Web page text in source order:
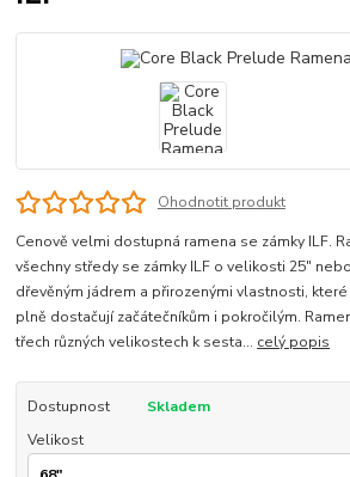
Ohodnotit produkt
Cenově velmi dostupná ramena se zámky ILF.
všechny středy se zámky ILF o velikosti 25"
dřevěným jádrem a přirozenými vlastnosti,
plně dostačují začátečníkům i pokročilým.
třech různých velikostech k sesta... celý popis
Dostupnost
Skladem
Velikost